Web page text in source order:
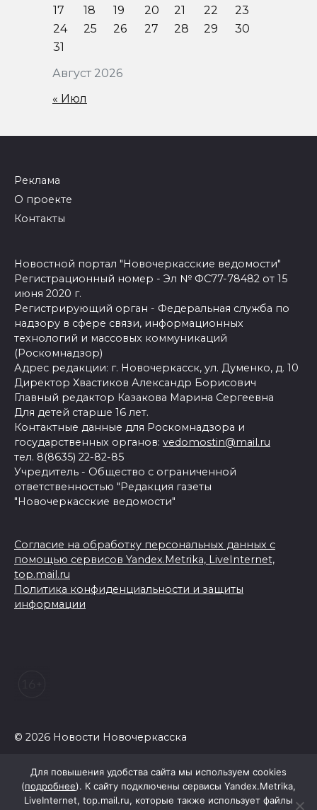
Август 2026
17
18 19 20 21 22
23
24
25 26 27 28 29
30
31
« Июл
Реклама
О проекте
Контакты
Новостной портал "Новочеркасские ведомости"
Регистрационный номер - Эл № ФС77-78482 от 15
июня 2020 г.
Регистрирующий орган - Федеральная служба по
надзору в сфере связи, информационных
технологий и массовых коммуникаций
(Роскомнадзор)
Адрес редакции: г. Новочеркасск, ул. Думенко, д. 10
Директор Хвастиков Александр Борисович
Главный редактор Казакова Марина Сергеевна
Для детей старше 16 лет.
Контактные данные для Роскомнадзора и
государственных органов: vedomostin@mail.ru
тел. 8(8635) 22-82-85
Учредитель - Общество с ограниченной
ответственностью "Редакция газеты
"Новочеркасские ведомости"
Согласие на обработку персональных данных с
помощью сервисов Yandex.Metrika, LiveInternet,
top.mail.ru
Политика конфиденциальности и защиты
информации
© 2026 Новости Новочеркасска
Для повышения удобства сайта мы используем cookies
(подробнее). К сайту подключены сервисы Yandex.Metrika,
LiveInternet, top.mail.ru, которые также использует файлы